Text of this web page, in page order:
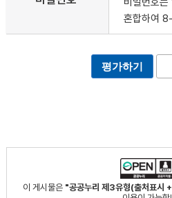
혼합하여
이 게시물은 "공공누리 제3유형(출처표시